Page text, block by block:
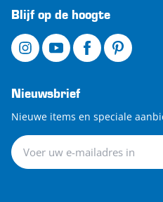
Blijf op de hoogte
Nieuwsbrief
Nieuwe items en speciale
Nieuwsbrief